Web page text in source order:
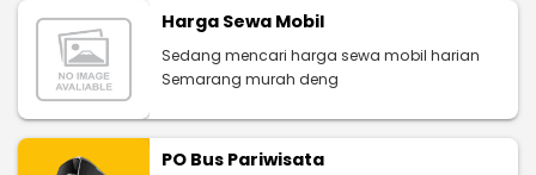
Harga Sewa Mobil
Sedang mencari harga sewa mobil harian
Semarang murah deng
PO Bus Pariwisata